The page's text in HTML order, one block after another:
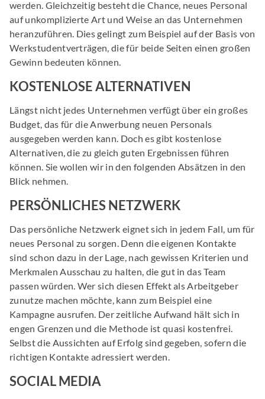
werden. Gleichzeitig besteht die Chance, neues Personal
auf unkomplizierte Art und Weise an das Unternehmen
heranzuführen. Dies gelingt zum Beispiel auf der Basis von
Werkstudentverträgen, die für beide Seiten einen großen
Gewinn bedeuten können.
KOSTENLOSE ALTERNATIVEN
Längst nicht jedes Unternehmen verfügt über ein großes
Budget, das für die Anwerbung neuen Personals
ausgegeben werden kann. Doch es gibt kostenlose
Alternativen, die zu gleich guten Ergebnissen führen
können. Sie wollen wir in den folgenden Absätzen in den
Blick nehmen.
PERSÖNLICHES NETZWERK
Das persönliche Netzwerk eignet sich in jedem Fall, um für
neues Personal zu sorgen. Denn die eigenen Kontakte
sind schon dazu in der Lage, nach gewissen Kriterien und
Merkmalen Ausschau zu halten, die gut in das Team
passen würden. Wer sich diesen Effekt als Arbeitgeber
zunutze machen möchte, kann zum Beispiel eine
Kampagne ausrufen. Der zeitliche Aufwand hält sich in
engen Grenzen und die Methode ist quasi kostenfrei.
Selbst die Aussichten auf Erfolg sind gegeben, sofern die
richtigen Kontakte adressiert werden.
SOCIAL MEDIA